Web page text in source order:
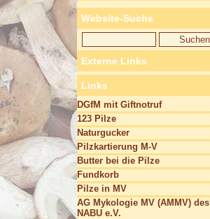
Website-Suche
Externe Links
Links
DGfM mit Giftnotruf
123 Pilze
Naturgucker
Pilzkartierung M-V
Butter bei die Pilze
Fundkorb
Pilze in MV
AG Mykologie MV (AMMV) des
NABU e.V.